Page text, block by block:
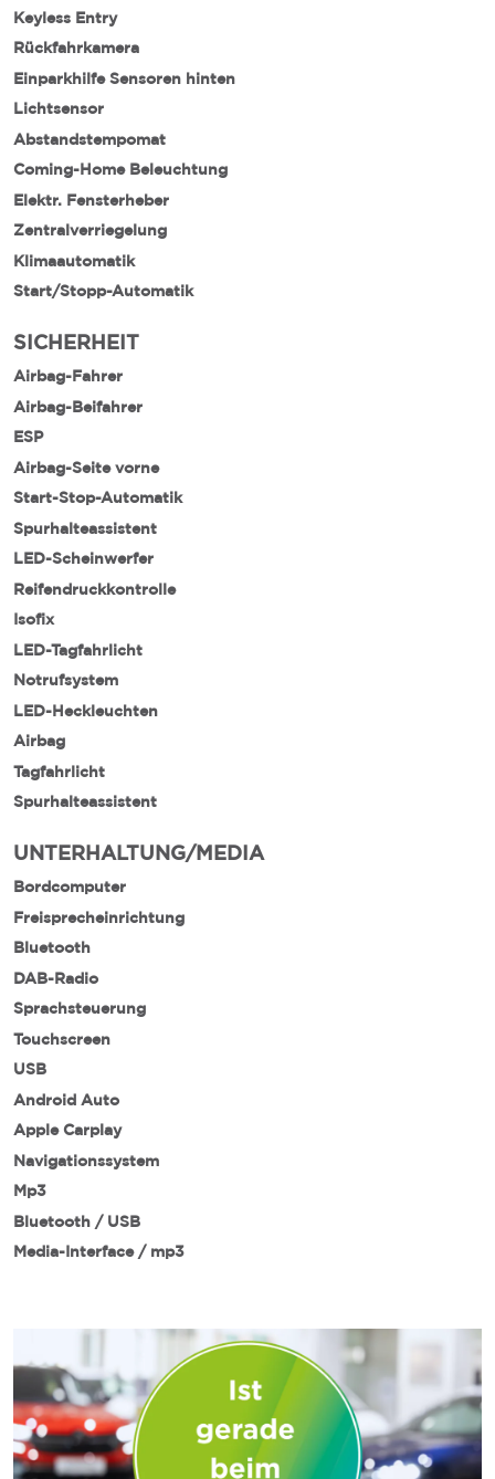
Keyless Entry
Rückfahrkamera
Einparkhilfe Sensoren hinten
Lichtsensor
Abstandstempomat
Coming-Home Beleuchtung
Elektr. Fensterheber
Zentralverriegelung
Klimaautomatik
Start/Stopp-Automatik
SICHERHEIT
Airbag-Fahrer
Airbag-Beifahrer
ESP
Airbag-Seite vorne
Start-Stop-Automatik
Spurhalteassistent
LED-Scheinwerfer
Reifendruckkontrolle
Isofix
LED-Tagfahrlicht
Notrufsystem
LED-Heckleuchten
Airbag
Tagfahrlicht
Spurhalteassistent
UNTERHALTUNG/MEDIA
Bordcomputer
Freisprecheinrichtung
Bluetooth
DAB-Radio
Sprachsteuerung
Touchscreen
USB
Android Auto
Apple Carplay
Navigationssystem
Mp3
Bluetooth / USB
Media-Interface / mp3